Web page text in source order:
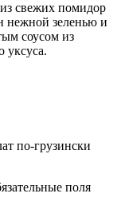
свежих помидор
нежной зеленью и
соусом из
уксуса.
по-грузински
поля